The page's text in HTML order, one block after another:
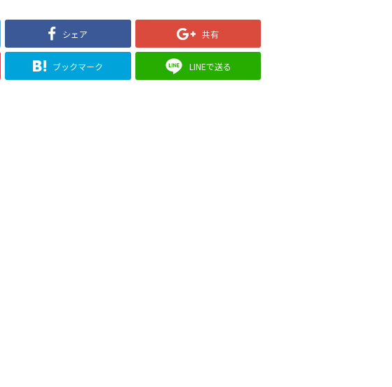
シェア 共有
ブックマーク LINEで送る